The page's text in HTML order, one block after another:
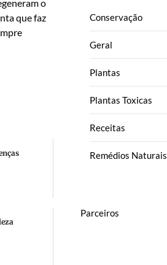
o
que faz
Conservação
Geral
Plantas
Plantas Toxicas
Receitas
Remédios Naturais
Parceiros